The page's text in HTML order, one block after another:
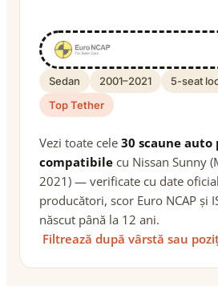
Sedan 2001–2021 5-seat
Top Tether
Vezi toate cele 30 scaune
compatibile cu Nissan Sunny
2021) — verificate cu date
producători, scor Euro NCAP și
născut până la 12 ani.
Filtrează după vârstă sau